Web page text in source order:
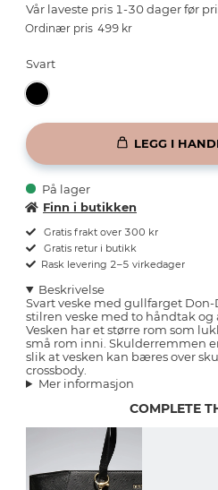
499 kr
Vår laveste pris 1-30 dager før
Svart
LEGG I
På lager
Finn i butikken
Gratis frakt over 300 kr
Gratis retur i butikk
Rask levering 2–5 virkedager
Beskrivelse
Svart veske med gullfarget
stilren veske med to håndtak og
Vesken har et større rom som
små rom inni. Skulderremmen
slik at vesken kan bæres over
crossbody.
Mer informasjon
COMPLETE